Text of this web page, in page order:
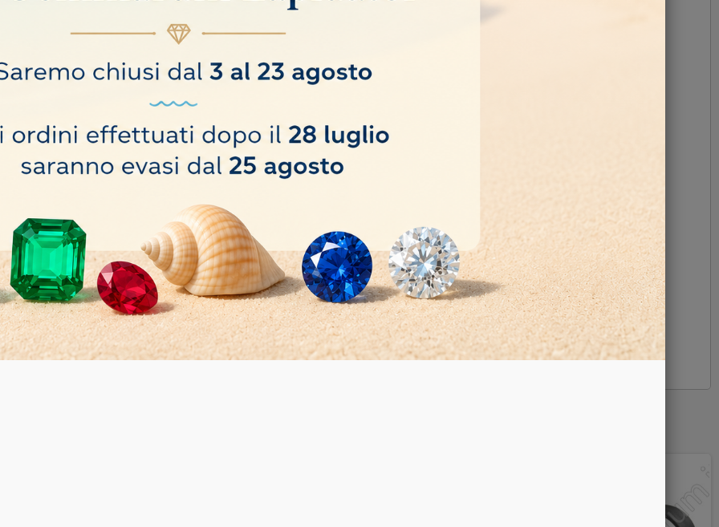
diottrica ± 5 Distanza interpupillare tra 54 e 75 mm
di visione da 33 mm a 4.9 mm. Distanza di lavoro 110 mm
per prevenire la creazione di funghi e con un rivestimento anti-riflesso per permettere il maggior passaggio di luce
chiaro e campo scuro. Alimentatore integrato 100‐240 V
incidente
con intensitá non regolabile
e manuale utente. Il tutto spedito in una confezione antiurto in una scatola in polistirolo